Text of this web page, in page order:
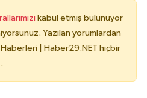
kabul etmiş bulunuyor
Yazılan yorumlardan
| Haber29.NET hiçbir